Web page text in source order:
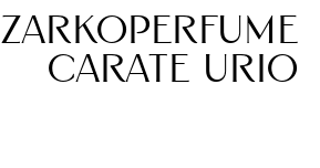
zarkoperfume
carate urio